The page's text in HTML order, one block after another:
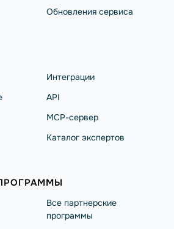
Обновления сервиса
Интеграции
API
MCP-сервер
Каталог экспертов
Все партнерские
программы